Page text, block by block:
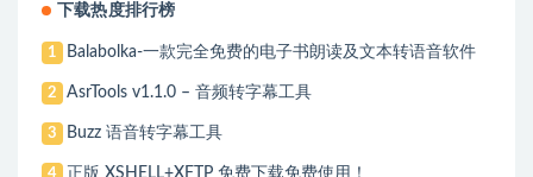
下载热度排行榜
1 Balabolka-一款完全免费的电子书朗读及文本转语音软件
2 AsrTools v1.1.0 – 音频转字幕工具
3 Buzz 语音转字幕工具
4 正版 XSHELL+XFTP 免费下载免费使用！